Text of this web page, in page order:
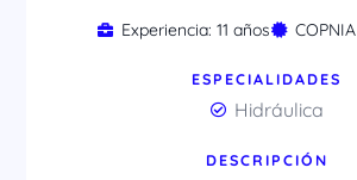
Experiencia: 11 años COPNIA
ESPECIALIDADES
Hidráulica
DESCRIPCIÓN